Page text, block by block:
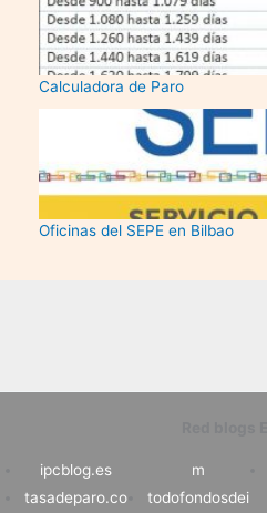
Calculadora de Paro
Oficinas del SEPE en Bilbao
ipcblog.es
tasadeparo.co
m
todofondosdei